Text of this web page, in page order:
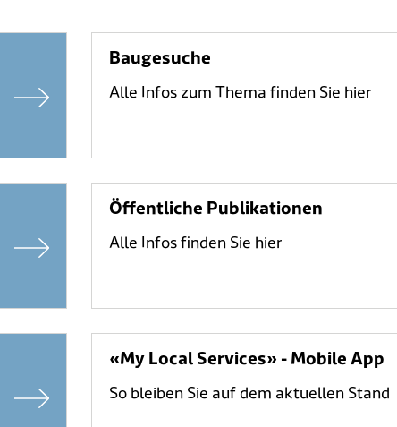
Baugesuche
Alle Infos zum Thema finden Sie hier
Öffentliche Publikationen
Alle Infos finden Sie hier
«My Local Services» - Mobile App
So bleiben Sie auf dem aktuellen Stand